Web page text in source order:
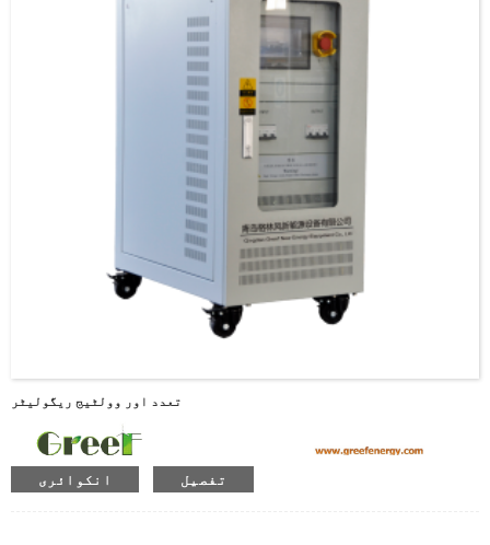
تعدد اور وولٹیج ریگولیٹر
انکوائری تفصیل